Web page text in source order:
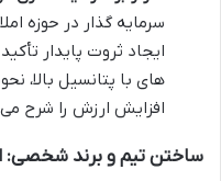
سرمایه گذار در حوزه
ایجاد ثروت پایدار
های با پتانسیل بالا،
افزایش ارزش را شرح
ساختن تیم و برند شخصی: